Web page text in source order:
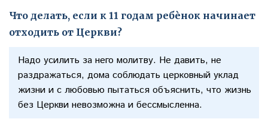
Что делать, если к 11 годам ребѐнок начинает
отходить от Церкви?
Надо усилить за него молитву. Не давить, не
раздражаться, дома соблюдать церковный уклад
жизни и с любовью пытаться объяснить, что жизнь
без Церкви невозможна и бессмысленна.